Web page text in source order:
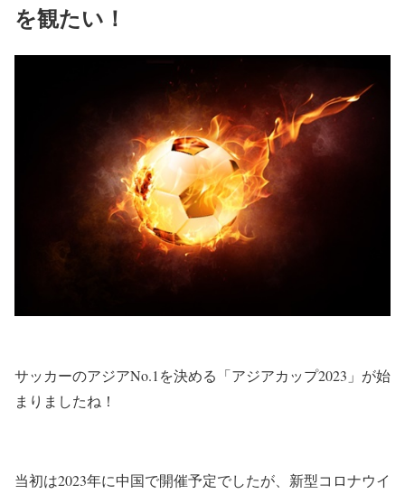
を観たい！
サッカーのアジアNo.1を決める「アジアカップ2023」が始
まりましたね！
当初は2023年に中国で開催予定でしたが、新型コロナウイ